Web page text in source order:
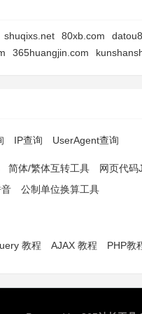
shuqixs.net 80xb.com
365huangjin.com
IP查询 UserAgent查询
简体/繁体互转工具 网页代码
公制单位换算工具
教程 AJAX 教程 PHP教